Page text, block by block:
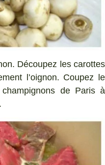
Découpez les carottes
l’oignon. Coupez le
de Paris à